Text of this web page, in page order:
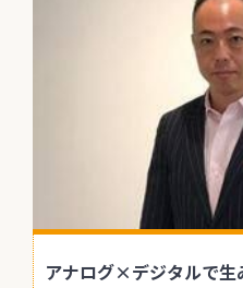
アナログ×デジタルで生